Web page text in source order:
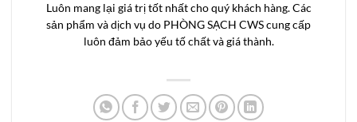
Luôn mang lại giá trị tốt nhất cho quý khách hàng. Các
sản phẩm và dịch vụ do PHÒNG SẠCH CWS cung cấp
luôn đảm bảo yếu tố chất và giá thành.